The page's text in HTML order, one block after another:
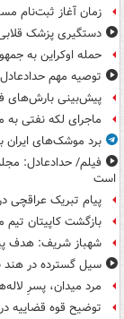
زمان آغاز ثبت‌نام
دستگیری پزشک
حمله اوکراین به جمهوری
توصیه مهم
پیش‌بینی بارش‌های
ماجرای لکه نفتی به مساحت ۳۹۰ کیلومتر مربع در
برد موشک‌های ایران به بیش از ۴
فیلم/ حدادعادل:
است
پیام تبریک
بازگشت کاپیتان
شهباز شریف: هدف
سیل گسترده در هند با
مرد میدان، پسرِ
توضیح قوه قضاییه